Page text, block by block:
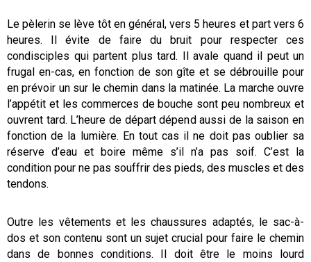
Le pèlerin se lève tôt en général, vers 5 heures et part vers 6
heures. Il évite de faire du bruit pour respecter ces
condisciples qui partent plus tard. Il avale quand il peut un
frugal en-cas, en fonction de son gîte et se débrouille pour
en prévoir un sur le chemin dans la matinée. La marche ouvre
l’appétit et les commerces de bouche sont peu nombreux et
ouvrent tard. L’heure de départ dépend aussi de la saison en
fonction de la lumière. En tout cas il ne doit pas oublier sa
réserve d’eau et boire même s’il n’a pas soif. C’est la
condition pour ne pas souffrir des pieds, des muscles et des
tendons.
Outre les vêtements et les chaussures adaptés, le sac-à-
dos et son contenu sont un sujet crucial pour faire le chemin
dans de bonnes conditions. Il doit être le moins lourd